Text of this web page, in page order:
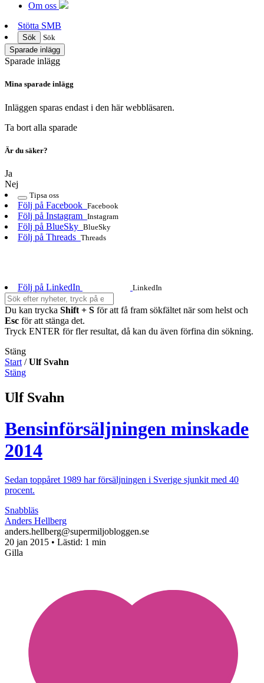
Om oss
Stötta SMB
Sök
Sök
Sparade inlägg
Sparade inlägg
Mina sparade inlägg
Inläggen sparas endast i den här webbläsaren.
Ta bort alla sparade
Är du säker?
Ja
Nej
Tipsa oss
Följ på Facebook Facebook
Följ på Instagram Instagram
Följ på BlueSky BlueSky
Följ på Threads Threads
Följ på LinkedIn LinkedIn
Du kan trycka Shift + S för att få fram sökfältet när som helst och
Esc för att stänga det.
Tryck ENTER för fler resultat, då kan du även förfina din sökning.
Stäng
Start /Ulf Svahn
Stäng
Ulf Svahn
Bensinförsäljningen minskade
2014
Sedan toppåret 1989 har försäljningen i Sverige sjunkit med 40
procent.
Snabbläs
Anders Hellberg
anders.hellberg@supermiljobloggen.se
20 jan 2015 • Lästid: 1 min
Gilla